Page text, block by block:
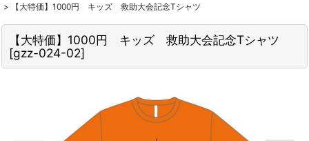
>
【大特価】1000円 キッズ 救助大会記念Tシャツ
【大特価】1000円 キッズ 救助大会記念Tシャツ
[gzz-024-02]